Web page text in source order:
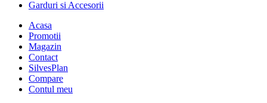
Garduri si Accesorii
Acasa
Promotii
Magazin
Contact
SilvesPlan
Compare
Contul meu